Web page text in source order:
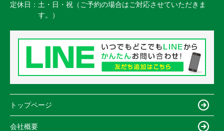
定休日： 土・日・祝（ご予約の場合はご対応させていただきま
す。）
トップページ
会社概要